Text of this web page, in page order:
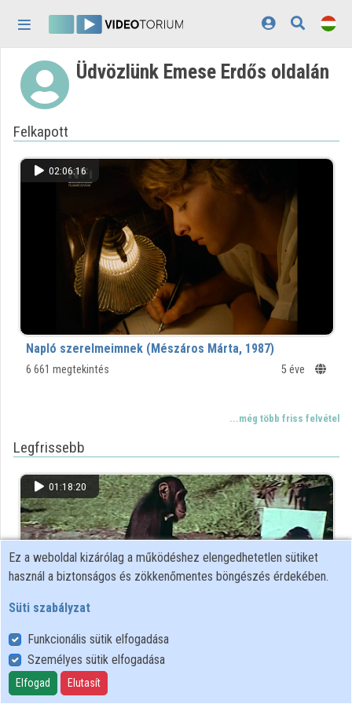
Kezdőlap
Bejelentkezés
Felfedezés
Kategóriák
Intézmények
Közreműködők
világos
Üdvözlünk Emese Erdős oldalán
Felkapott
02:06:16
Napló szerelmeimnek (Mészáros Márta, 1987)
6 661 megtekintés 5 éve
...még több friss felvétel
Legfrissebb
01:18:20
Az állatok válaszolnak (Kollányi Ágoston, 1978)
1 megtekintés
Ez a weboldal kizárólag a működéshez elengedhetetlen sütiket
használ a biztonságos és zökkenőmentes böngészés érdekében.
Süti szabályzat
Funkcionális sütik elfogadása
Személyes sütik elfogadása
Elfogad Elutasít